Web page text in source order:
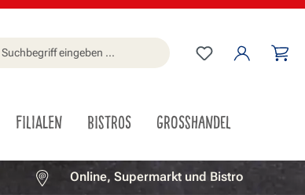
Du hast 0
FILIALEN BISTROS GROSSHANDEL
Online, Supermarkt und Bistro